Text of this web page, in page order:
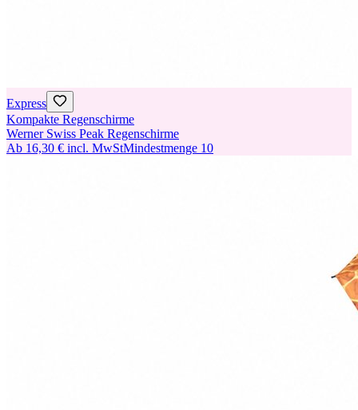
Express
Kompakte Regenschirme
Werner Swiss Peak Regenschirme
Ab 16,30 € incl. MwStMindestmenge 10